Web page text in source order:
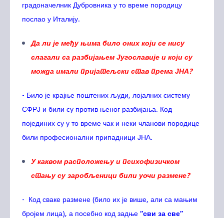
градоначелник Дубровника у то време породицу
послао у Италију.
Да ли је међу њима било оних који се нису
слагали са разбијањем Југославије и који су
можда имали пријатељски став према ЈНА?
- Било је крајње поштених људи, лојалних систему
СФРЈ и били су против њеног разбијања. Код
појединих су у то време чак и неки чланови породице
били професионални припадници ЈНА.
У каквом расположењу и психофизичком
стању су заробљеници били уочи размене?
- Код сваке размене (било их је више, али са мањим
бројем лица), а посебно код задње “сви за све”